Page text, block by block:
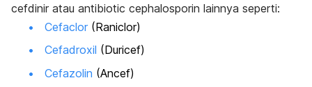
cefdinir atau antibiotic cephalosporin lainnya seperti:
Cefaclor (Raniclor)
Cefadroxil (Duricef)
Cefazolin (Ancef)